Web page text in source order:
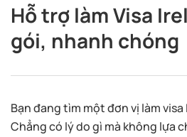
Hỗ trợ làm Visa
gói, nhanh chóng
Bạn đang tìm một đơn vị làm
Chẳng có lý do gì mà không lựa